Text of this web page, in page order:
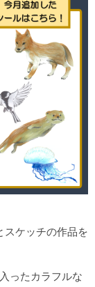
スケッチの作品を
ったカラフルな